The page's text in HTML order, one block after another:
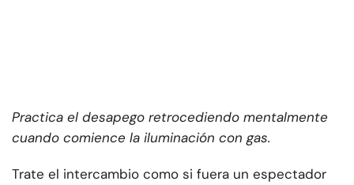
Practica el desapego retrocediendo mentalmente
cuando comience la iluminación con gas.
Trate el intercambio como si fuera un espectador